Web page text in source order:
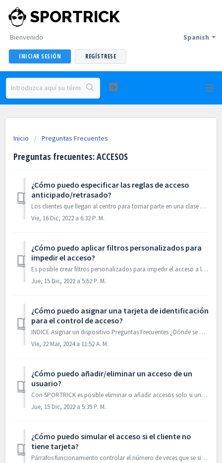
SPORTRICK
Spanish
Bienvenido
INICIAR SESIÓN REGÍSTRESE
Inicio Preguntas Frecuentes
Preguntas frecuentes: ACCESOS
¿Cómo puedo especificar las reglas de acceso
anticipado/retrasado?
Los clientes que llegan al centro para tomar parte en una clase o disfrutar de un servicio suelen efectuar el acceso con algunos minutos de antelación o a...
Vie, 16 Dic, 2022 a 6:32 P. M.
¿Cómo puedo aplicar filtros personalizados para
impedir el acceso?
Es posible crear filtros personalizados para impedir el acceso a las personas con estos filtros (etiquetas) en su perfil de usuario. Primero hay que crear...
Jue, 15 Dic, 2022 a 5:52 P. M.
¿Cómo puedo asignar una tarjeta de identificación
para el control de acceso?
INDICE Asignar un dispositivo Preguntas Frecuentes ¿Dónde se guardan los datos relativos a la tarjeta del cliente? ¿Puedo cargarle al cliente el coste...
Vie, 22 Mar, 2024 a 11:52 A. M.
¿Cómo puedo añadir/eliminar un acceso de un
usuario?
Con SPORTRICK es posible eliminar o añadir accesos solo si un cliente tiene un multipack. Además, el acceso solo se puede registrar en el día corrient...
Jue, 15 Dic, 2022 a 5:39 P. M.
¿Cómo puedo simular el acceso si el cliente no
tiene tarjeta?
Párrafos funcionamiento controlar el número de veces que se simuló un acceso sin tarjeta para un cliente establecer un límite para el registro del acces...